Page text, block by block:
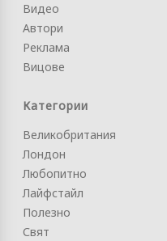
Видео
Автори
Реклама
Вицове
Категории
Великобритания
Лондон
Любопитно
Лайфстайл
Полезно
Свят